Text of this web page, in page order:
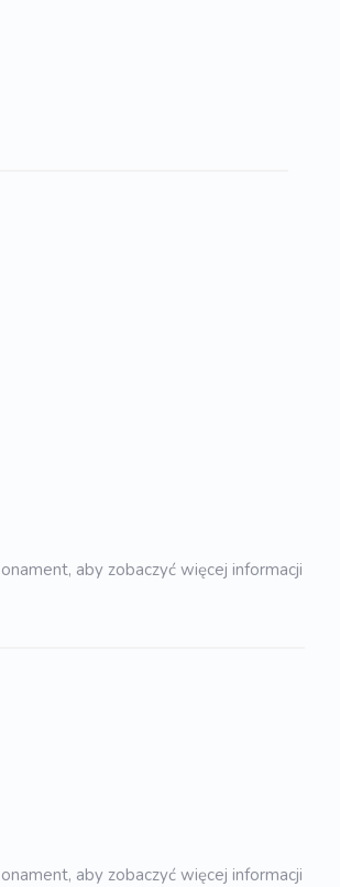
aby zobaczyć więcej informacji
aby zobaczyć więcej informacji